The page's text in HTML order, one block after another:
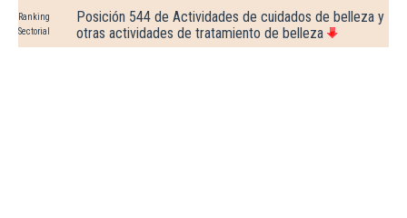
Ranking
Sectorial
Posición 544 de Actividades de cuidados de belleza y
otras actividades de tratamiento de belleza